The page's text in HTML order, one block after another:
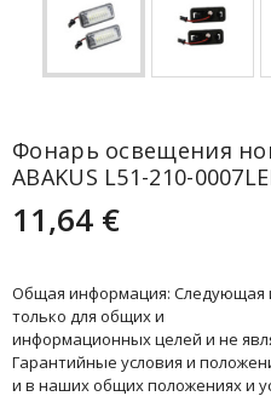
Фонарь освещения
ABAKUS L51-210-
11,64 €
Общая информация: Следующая
только для общих и
информационных целей и не
Гарантийные условия и
и в наших общих положениях и